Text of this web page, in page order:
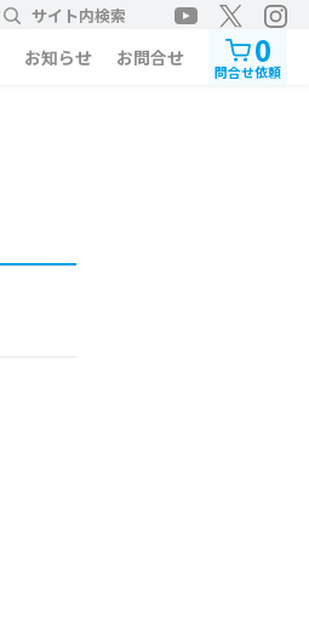
サイト内検索
お知らせ お問合せ 0
問合せ依頼